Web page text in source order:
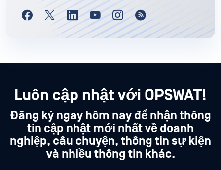
Luôn cập nhật với OPSWAT!
Đăng ký ngay hôm nay để nhận thông
tin cập nhật mới nhất về doanh
nghiệp, câu chuyện, thông tin sự kiện
và nhiều thông tin khác.